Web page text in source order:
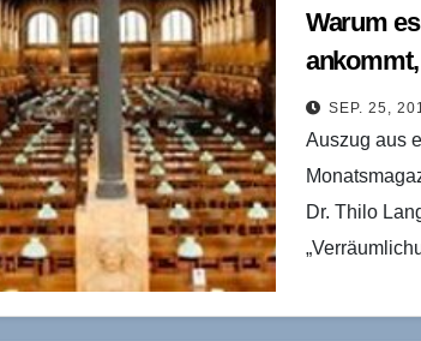
Warum
seinSEP. 25,
Auszug aus
Dr. Thilo
Leipzig. KM: